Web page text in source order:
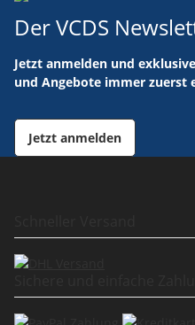
Der VCDS
Jetzt anmelden und
und Angebote immer zuerst
Jetzt anmelden